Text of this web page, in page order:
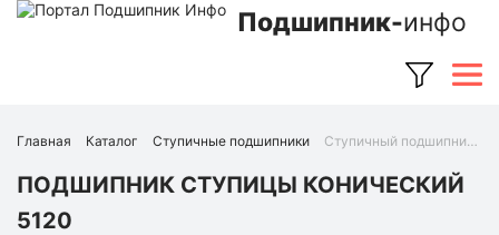
Подшипник-инфо
Главная Каталог Ступичные подшипники Ступичный подшипник 5120 (Ruville)
ПОДШИПНИК СТУПИЦЫ КОНИЧЕСКИЙ
5120